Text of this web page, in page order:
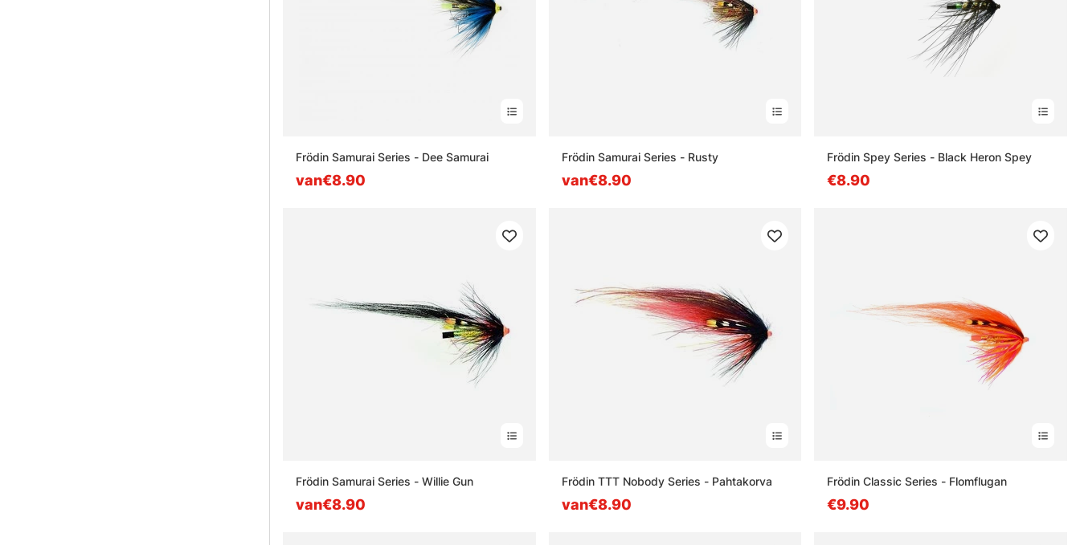
Frödin Samurai Series - Dee Samurai
van€8.90
Frödin Samurai Series - Rusty
van€8.90
Frödin Spey Series - Black Heron Spey
€8.90
Frödin Samurai Series - Willie Gun
van€8.90
Frödin TTT Nobody Series - Pahtakorva
van€8.90
Frödin Classic Series - Flomflugan
€9.90